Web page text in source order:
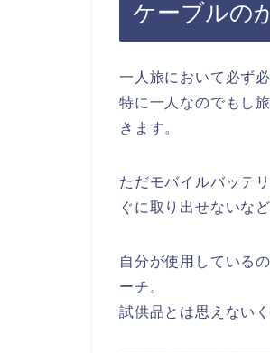
ケーブルの
一人旅において必ず
特に一人なのでもし
きます。
ただモバイルバッテ
ぐに取り出せないな
自分が使用している
ーチ。
試供品とは思えない